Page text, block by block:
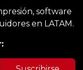
software
en LATAM.